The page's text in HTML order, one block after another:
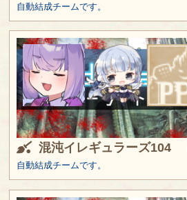
自動結成チームです。
混沌イレギュラーズ104
自動結成チームです。